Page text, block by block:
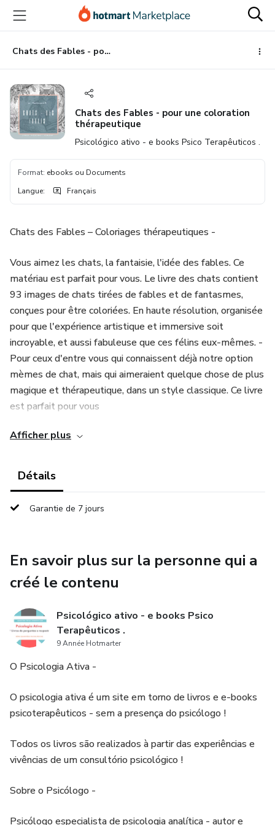
vers
contenu
principal
vers
bas
de
Chats des Fables - pour une coloration thérapeutique
Chats des Fables - pour une coloration
thérapeutique
Psicológico ativo - e books Psico Terapêuticos .
Format: ebooks ou Documents
Langue: Français
Chats des Fables – Coloriages thérapeutiques -
Vous aimez les chats, la fantaisie, l'idée des fables. Ce
matériau est parfait pour vous. Le livre des chats contient
93 images de chats tirées de fables et de fantasmes,
conçues pour être coloriées. En haute résolution, organisée
pour que l'expérience artistique et immersive soit
incroyable, et aussi fabuleuse que ces félins eux-mêmes. -
Pour ceux d'entre vous qui connaissent déjà notre option
mèmes de chat, mais qui aimeraient quelque chose de plus
magique et thérapeutique, dans un style classique. Ce livre
est parfait pour vous
Afficher plus
Détails
Garantie de 7 jours
En savoir plus sur la personne qui a
créé le contenu
Psicológico ativo - e books Psico
Terapêuticos .
9 Année Hotmarter
O Psicologia Ativa -
O psicologia ativa é um site em torno de livros e e-books
psicoterapêuticos - sem a presença do psicólogo !
Todos os livros são realizados à partir das experiências e
vivências de um consultório psicológico !
Sobre o Psicólogo -
Psicólogo especialista de psicologia analítica - autor e